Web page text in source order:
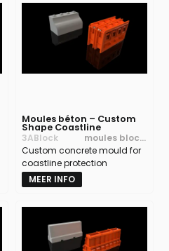
Moules béton – Custom
Shape Coastline
3ABlock
moules blocs
béton
Custom concrete mould for
coastline protection
MEER INFO